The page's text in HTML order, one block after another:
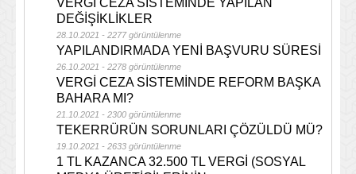
VERGİ CEZA SİSTEMİNDE YAPILAN
DEĞİŞİKLİKLER
28.10.2021 - 2277 görüntülenme
YAPILANDIRMADA YENİ BAŞVURU SÜRESİ
26.10.2021 - 2278 görüntülenme
VERGİ CEZA SİSTEMİNDE REFORM BAŞKA
BAHARA MI?
21.10.2021 - 2300 görüntülenme
TEKERRÜRÜN SORUNLARI ÇÖZÜLDÜ MÜ?
19.10.2021 - 2633 görüntülenme
1 TL KAZANCA 32.500 TL VERGİ (SOSYAL